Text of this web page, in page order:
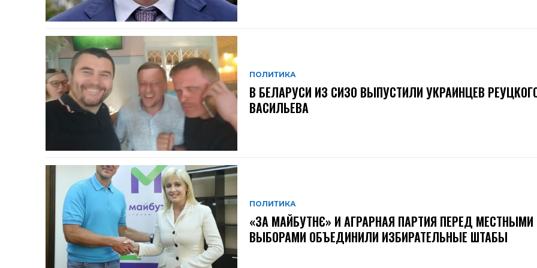
ПОЛИТИКА
В БЕЛАРУСИ ИЗ СИЗО ВЫПУСТИЛИ УКРАИНЦЕВ
ВАСИЛЬЕВА
ПОЛИТИКА
«ЗА МАЙБУТНЄ» И АГРАРНАЯ ПАРТИЯ ПЕРЕД МЕСТНЫМИ
ВЫБОРАМИ ОБЪЕДИНИЛИ ИЗБИРАТЕЛЬНЫЕ ШТАБЫ